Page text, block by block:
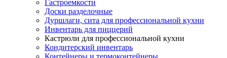
Гастроемкости
Доски разделочные
Дуршлаги, сита для профессиональной кухни
Инвентарь для пиццерий
Кастрюли для профессиональной кухни
Кондитерский инвентарь
Контейнеры и термоконтейнеры